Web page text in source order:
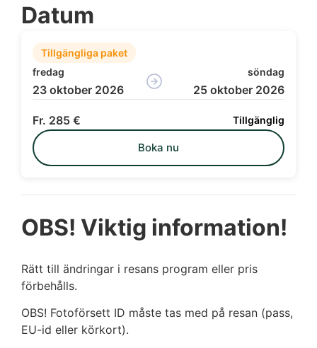
Datum
Tillgängliga paket
fredag
23 oktober 2026
söndag
25 oktober 2026
285 € Tillgänglig
Boka nu
OBS! Viktig information!
Rätt till ändringar i resans program eller pris
förbehålls.
OBS! Fotoförsett ID måste tas med på resan (pass,
EU-id eller körkort).